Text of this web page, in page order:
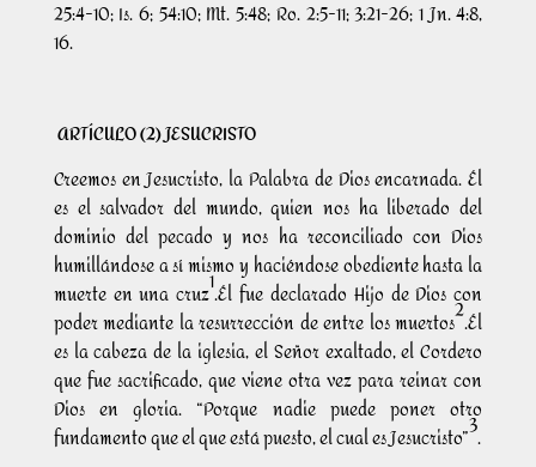
25:4-10; Is. 6; 54:10; Mt. 5:48; Ro. 2:5-11; 3:21-26; 1 Jn. 4:8,
16.
ARTÍCULO (2) JESUCRISTO
Creemos en Jesucristo, la Palabra de Dios encarnada. Él
es el salvador del mundo, quien nos ha liberado del
dominio del pecado y nos ha reconciliado con Dios
humillándose a sí mismo y haciéndose obediente hasta la
muerte en una cruz1.Él fue declarado Hijo de Dios con
poder mediante la resurrección de entre los muertos2.Él
es la cabeza de la iglesia, el Señor exaltado, el Cordero
que fue sacrificado, que viene otra vez para reinar con
Dios en gloria. “Porque nadie puede poner otro
fundamento que el que está puesto, el cual es Jesucristo”3.